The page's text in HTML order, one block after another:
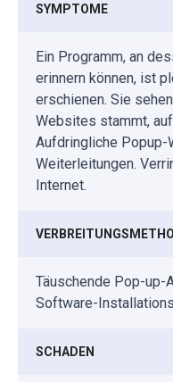
SYMPTOME
Ein Programm, an
erinnern können, ist
erschienen. Sie
Websites stammt,
Aufdringliche Popup-
Weiterleitungen.
Internet.
Täuschende Pop-up-
Software-
SCHADEN